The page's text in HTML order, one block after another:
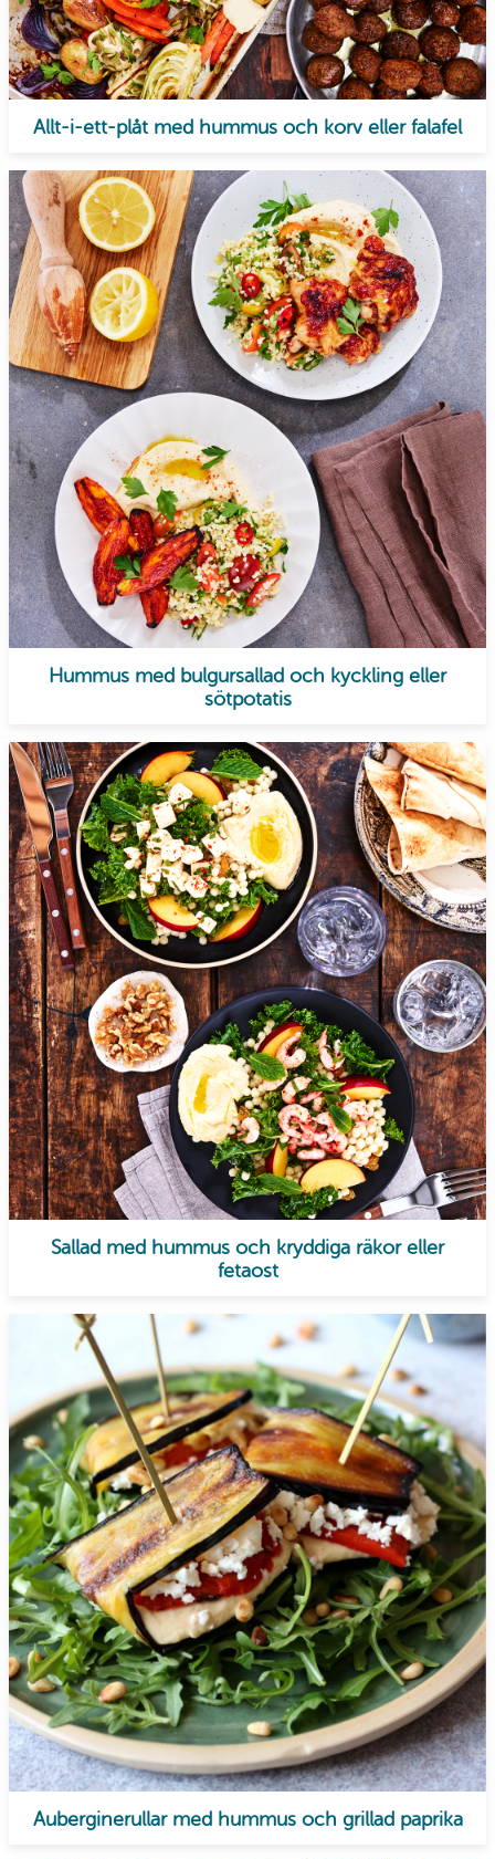
Allt-i-ett-plåt med hummus och korv eller falafel
Hummus med bulgursallad och kyckling eller
sötpotatis
Sallad med hummus och kryddiga räkor eller
fetaost
Auberginerullar med hummus och grillad paprika